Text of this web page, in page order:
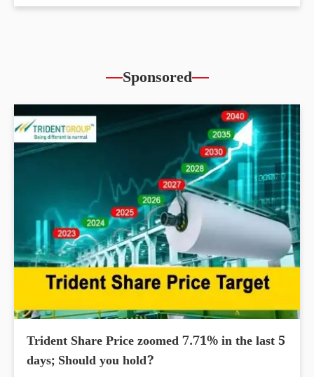
Sponsored
Trident Share Price zoomed 7.71% in the last 5
days; Should you hold?